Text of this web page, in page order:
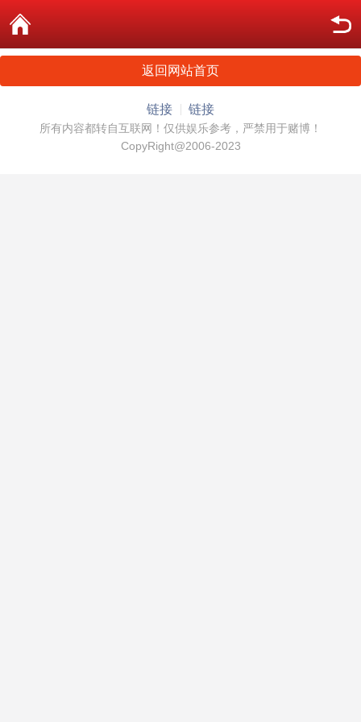
返回网站首页
链接 链接
所有内容都转自互联网！仅供娱乐参考，严禁用于赌博！
CopyRight@2006-2023